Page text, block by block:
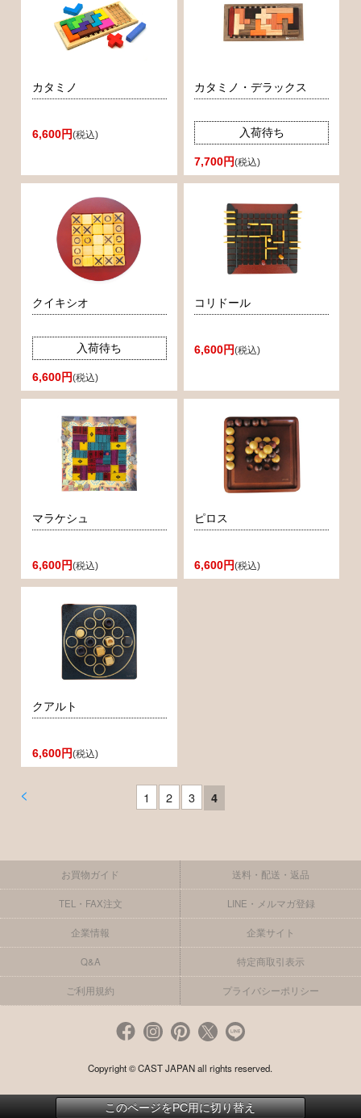
カタミノ
6,600円(税込)
カタミノ・デラックス
入荷待ち
7,700円(税込)
クイキシオ
入荷待ち
6,600円(税込)
コリドール
6,600円(税込)
マラケシュ
6,600円(税込)
ピロス
6,600円(税込)
クアルト
6,600円(税込)
< 1 2 3 4
お買物ガイド 送料・配送・返品
TEL・FAX注文 LINE・メルマガ登録
企業情報 企業サイト
Q&A 特定商取引表示
ご利用規約 プライバシーポリシー
Copyright © CAST JAPAN all rights reserved.
このページをPC用に切り替え